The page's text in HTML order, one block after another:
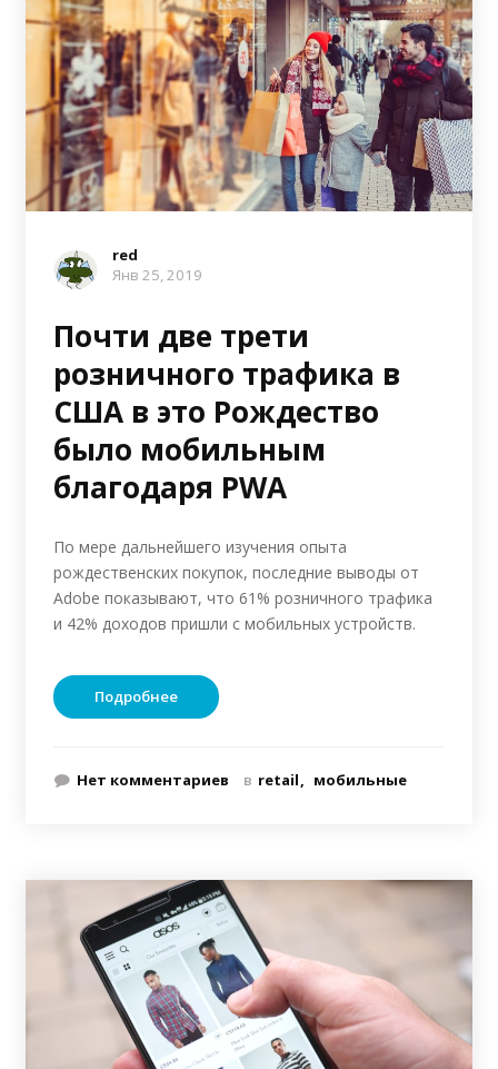
red
Янв 25, 2019
Почти две трети
розничного трафика в
США в это Рождество
было мобильным
благодаря PWA
По мере дальнейшего изучения опыта
рождественских покупок, последние выводы от
Adobe показывают, что 61% розничного трафика
и 42% доходов пришли с мобильных устройств.
Подробнее
Нет комментариев в retail мобильные